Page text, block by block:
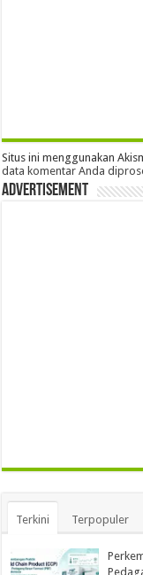
Situs ini menggunakan
data komentar Anda
Advertisement
Terkini Terpopuler